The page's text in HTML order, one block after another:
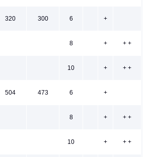
320 300 6 +
8 + + +
10 + + +
504 473 6 +
8 + + +
10 + + +